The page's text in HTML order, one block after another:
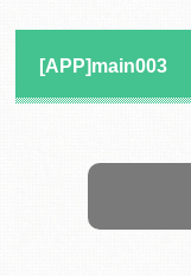
[APP]main003